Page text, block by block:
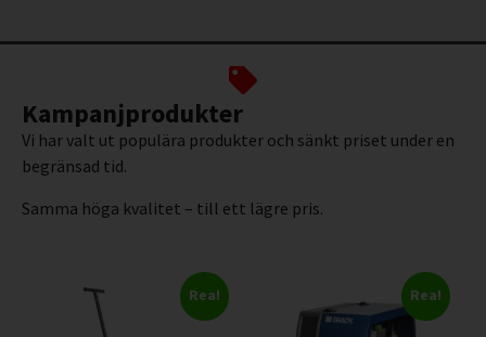
Kampanjprodukter
Vi har valt ut populära produkter och sänkt priset under en
begränsad tid.
Samma höga kvalitet – till ett lägre pris.
Rea! Rea!